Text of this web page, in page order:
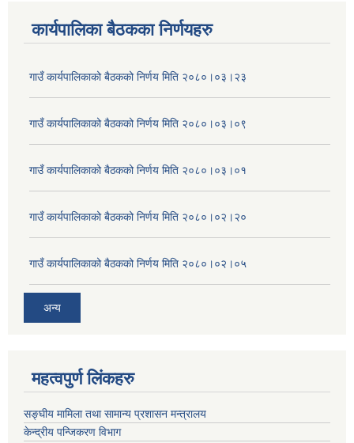
कार्यपालिका बैठकका निर्णयहरु
गाउँ कार्यपालिकाको बैठकको निर्णय मिति २०८०।०३।२३
गाउँ कार्यपालिकाको बैठकको निर्णय मिति २०८०।०३।०९
गाउँ कार्यपालिकाको बैठकको निर्णय मिति २०८०।०३।०१
गाउँ कार्यपालिकाको बैठकको निर्णय मिति २०८०।०२।२०
गाउँ कार्यपालिकाको बैठकको निर्णय मिति २०८०।०२।०५
अन्य
महत्वपुर्ण लिंकहरु
सङ्घीय मामिला तथा सामान्य प्रशासन मन्त्रालय
केन्द्रीय पन्जिकरण विभाग